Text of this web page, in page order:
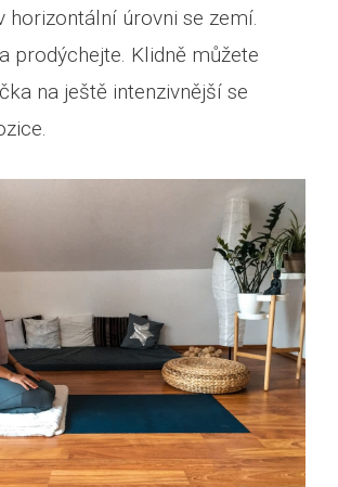
horizontální úrovni se zemí.
prodýchejte. Klidně můžete
na ještě intenzivnější se